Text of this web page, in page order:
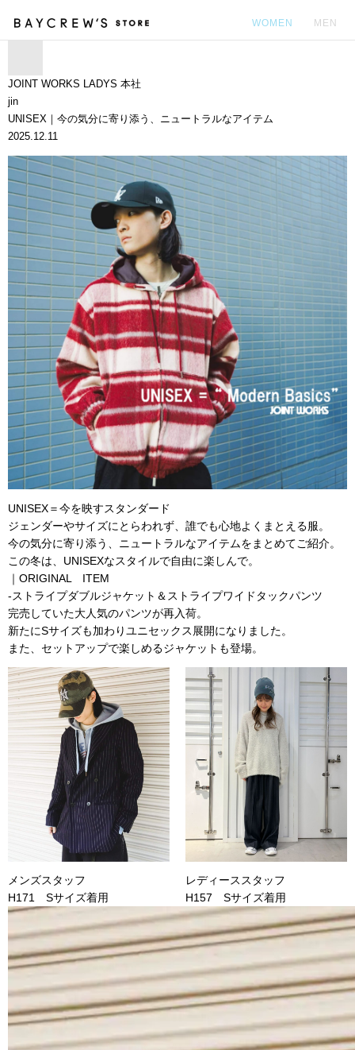
WOMEN MEN
JOINT WORKS LADYS 本社
jin
UNISEX｜今の気分に寄り添う、ニュートラルなアイテム
2025.12.11
UNISEX＝今を映すスタンダード
ジェンダーやサイズにとらわれず、誰でも心地よくまとえる服。
今の気分に寄り添う、ニュートラルなアイテムをまとめてご紹介。
この冬は、UNISEXなスタイルで自由に楽しんで。
｜ORIGINAL ITEM
-ストライプダブルジャケット＆ストライプワイドタックパンツ
完売していた大人気のパンツが再入荷。
新たにSサイズも加わりユニセックス展開になりました。
また、セットアップで楽しめるジャケットも登場。
メンズスタッフ
H171 Sサイズ着用
レディーススタッフ
H157 Sサイズ着用